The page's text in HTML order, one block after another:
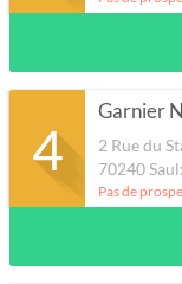
4
Garnier
2 Rue du
70240
Pas de